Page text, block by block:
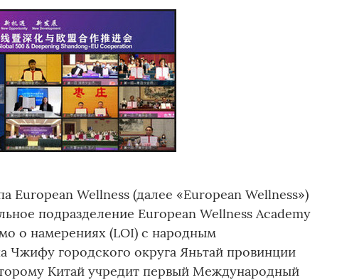
European Wellness (далее «European Wellness»)
подразделение European Wellness Academy
о намерениях (LOI) с народным
Чжифу городского округа Яньтай провинции
Китай учредит первый Международный